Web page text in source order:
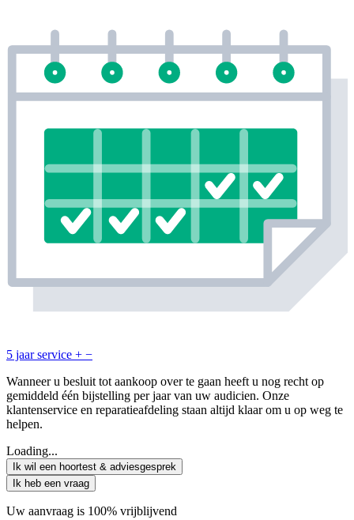
5 jaar service + −
Wanneer u besluit tot aankoop over te gaan heeft u nog recht op
gemiddeld één bijstelling per jaar van uw audicien. Onze
klantenservice en reparatieafdeling staan altijd klaar om u op weg te
helpen.
Loading...
Ik wil een hoortest & adviesgesprek
Ik heb een vraag
Uw aanvraag is 100% vrijblijvend